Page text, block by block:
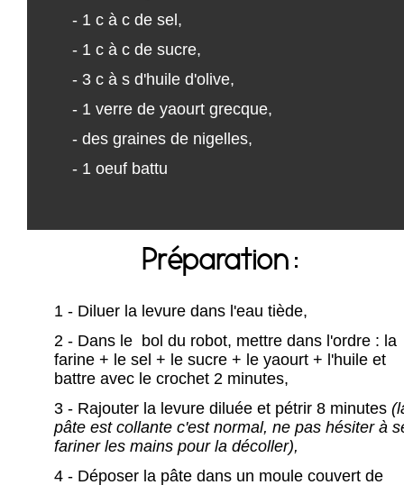
- 1 c à c de sel,
- 1 c à c de sucre,
- 3 c à s d'huile d'olive,
- 1 verre de yaourt grecque,
- des graines de nigelles,
- 1 oeuf battu
Préparation :
1 - Diluer la levure dans l'eau tiède,
2 - Dans le bol du robot, mettre dans l'ordre : la
farine + le sel + le sucre + le yaourt + l'huile et
battre avec le crochet 2 minutes,
3 - Rajouter la levure diluée et pétrir 8 minutes
pâte est collante c'est normal, ne pas hésiter à
fariner les mains pour la décoller),
4 - Déposer la pâte dans un moule couvert de